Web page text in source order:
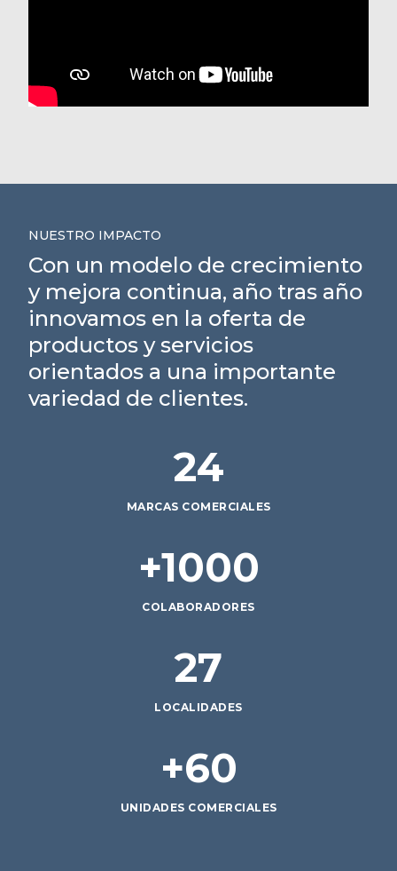
NUESTRO IMPACTO
Con un modelo de crecimiento
y mejora continua, año tras año
innovamos en la oferta de
productos y servicios
orientados a una importante
variedad de clientes.
24
MARCAS COMERCIALES
+1000
COLABORADORES
27
LOCALIDADES
+60
UNIDADES COMERCIALES